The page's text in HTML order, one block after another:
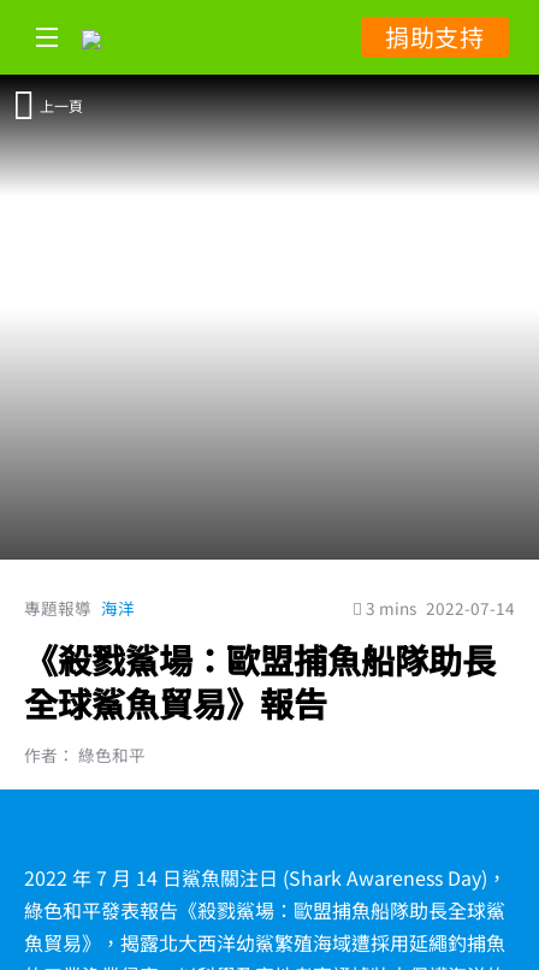
捐助支持
上一頁
專題報導 海洋 3 mins 2022-07-14
《殺戮鯊場：歐盟捕魚船隊助長
全球鯊魚貿易》報告
作者： 綠色和平
2022 年 7 月 14 日鯊魚關注日 (Shark Awareness Day)，
綠色和平發表報告《殺戮鯊場：歐盟捕魚船隊助長全球鯊
魚貿易》，揭露北大西洋幼鯊繁殖海域遭採用延繩釣捕魚